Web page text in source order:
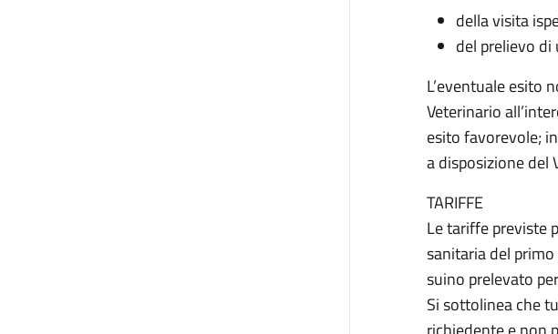
della visita
del prelievo
L’eventuale esito
Veterinario
esito favorevole;
a disposizione del
TARIFFE
Le tariffe previste
sanitaria del
suino prelevato
Si sottolinea che